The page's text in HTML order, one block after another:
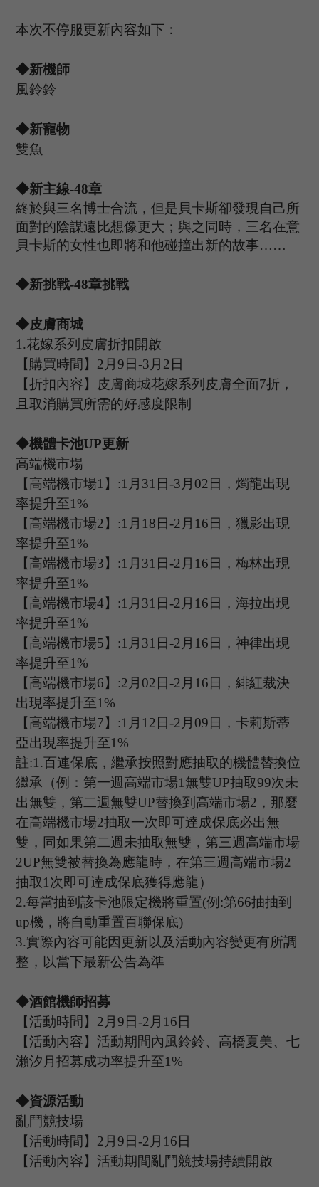
本次不停服更新內容如下：
◆新機師
風鈴鈴
◆新寵物
雙魚
◆新主線-48章
終於與三名博士合流，但是貝卡斯卻發現自己所
面對的陰謀遠比想像更大；與之同時，三名在意
貝卡斯的女性也即將和他碰撞出新的故事……
◆新挑戰-48章挑戰
◆皮膚商城
1.花嫁系列皮膚折扣開啟
【購買時間】 2月9日-3月2日
【折扣內容】皮膚商城花嫁系列皮膚全面7折，
且取消購買所需的好感度限制
◆機體卡池UP更新
高端機市場
【高端機市場1 】 :1 月 31 日-3月02 日，燭龍出現
率提升至1%
【高端機市場2】 :1 月 18 日-2月 16 日，獵影出現
率提升至1%
【高端機市場3】 :1 月 31 日-2月 16 日，梅林出現
率提升至1%
【高端機市場4】 :1 月 31 日-2月 16 日，海拉出現
率提升至1%
【高端機市場5】 :1 月 31 日-2月 16 日，神律出現
率提升至1%
【高端機市場6】 :2月02 日-2月 16 日，緋紅裁決
出現率提升至1%
【高端機市場7】 :1 月 12 日-2月09 日，卡莉斯蒂
亞出現率提升至1%
註:1.百連保底，繼承按照對應抽取的機體替換位
繼承（例：第一週高端市場1無雙UP抽取99次未
出無雙，第二週無雙UP替換到高端市場2 ，那麼
在高端機市場2抽取一次即可達成保底必出無
雙，同如果第二週未抽取無雙，第三週高端市場
2UP無雙被替換為應龍時，在第三週高端市場2
抽取 1次即可達成保底獲得應龍）
2.每當抽到該卡池限定機將重置(例 :第66抽抽到
up機，將自動重置百聯保底)
3.實際內容可能因更新以及活動內容變更有所調
整，以當下最新公告為準
◆酒館機師招募
【活動時間】 2月9 日-2月 16 日
【活動內容】活動期間內風鈴鈴、高橋夏美、七
瀨汐月招募成功率提升至1%
◆資源活動
亂鬥競技場
【活動時間】 2月9 日-2月 16 日
【活動內容】活動期間亂鬥競技場持續開啟